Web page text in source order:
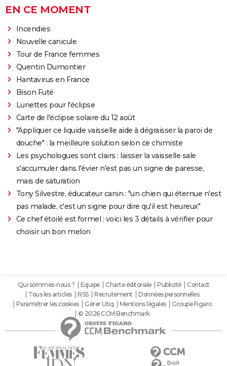
EN CE MOMENT
Incendies
Nouvelle canicule
Tour de France femmes
Quentin Dumontier
Hantavirus en France
Bison Futé
Lunettes pour l'éclipse
Carte de l'éclipse solaire du 12 août
"Appliquer ce liquide vaisselle aide à dégraisser la paroi de
douche" : la meilleure solution selon ce chimiste
Les psychologues sont clairs : laisser la vaisselle sale
s'accumuler dans l'évier n'est pas un signe de paresse,
mais de saturation
Tony Silvestre, éducateur canin : "un chien qui éternue n'est
pas malade, c'est un signe pour dire qu'il est heureux"
Ce chef étoilé est formel : voici les 3 détails à vérifier pour
choisir un bon melon
Qui sommes-nous ? Equipe Charte éditoriale Publicité
Contact
Tous les articles
RSS Recrutement
Données personnelles
Paramétrer les cookies
Gérer Utiq Mentions légales
Groupe Figaro
© 2026 CCM Benchmark